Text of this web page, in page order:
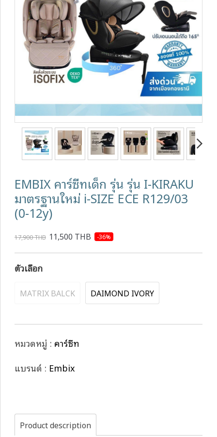
EMBIX คาร์ซีทเด็ก รุ่น รุ่น I-KIRAKU
มาตรฐานใหม่ i-SIZE ECE R129/03
(0-12y)
17,900 THB 11,500 THB -36%
ตัวเลือก
MATRIX BALCK DAIMOND IVORY
หมวดหมู่ : คาร์ซีท
แบรนด์ : Embix
Product description